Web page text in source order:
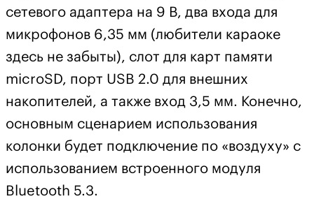
сетевого адаптера на 9 В, два входа для
микрофонов 6,35 мм (любители караоке
здесь не забыты), слот для карт памяти
microSD, порт USB 2.0 для внешних
накопителей, а также вход 3,5 мм. Конечно,
основным сценарием использования
колонки будет подключение по «воздуху» с
использованием встроенного модуля
Bluetooth 5.3.